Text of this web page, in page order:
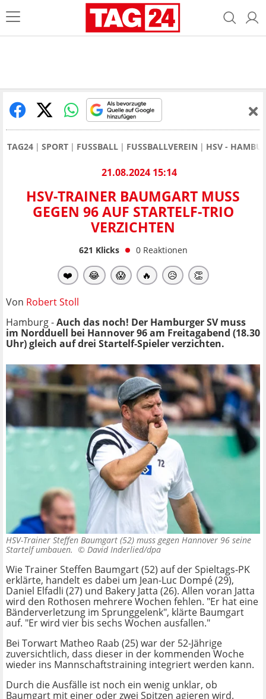
TAG24 SPORT FUSSBALL FUSSBALLVEREIN HSV -
21.08.2024 15:14
HSV-TRAINER BAUMGART MUSS
GEGEN 96 AUF STARTELF-TRIO
VERZICHTEN
621 Klicks 0 Reaktionen
❤️ 😂 😱 🔥 😥 👏
Von Robert Stoll
Hamburg -Auch das noch! Der Hamburger SV muss
im Nordduell bei Hannover 96 am Freitagabend (18.30
Uhr) gleich auf drei Startelf-Spieler verzichten.
HSV-Trainer Steffen Baumgart (52) muss gegen Hannover 96 seine
Startelf umbauen. © David Inderlied/dpa
Wie Trainer Steffen Baumgart (52) auf der Spieltags-PK
erklärte, handelt es dabei um Jean-Luc Dompé (29),
Daniel Elfadli (27) und Bakery Jatta (26). Allen voran Jatta
wird den Rothosen mehrere Wochen fehlen. "Er hat eine
Bänderverletzung im Sprunggelenk", klärte Baumgart
auf. "Er wird vier bis sechs Wochen ausfallen."
Bei Torwart Matheo Raab (25) war der 52-Jährige
zuversichtlich, dass dieser in der kommenden Woche
wieder ins Mannschaftstraining integriert werden kann.
Durch die Ausfälle ist noch ein wenig unklar, ob
Baumgart mit einer oder zwei Spitzen agieren wird.